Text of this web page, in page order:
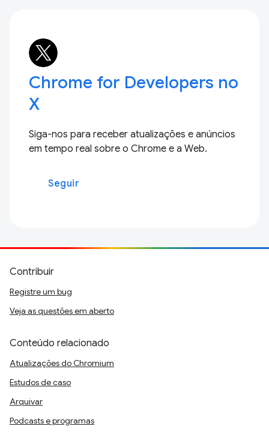
Chrome for Developers no
X
Siga-nos para receber atualizações e anúncios
em tempo real sobre o Chrome e a Web.
Seguir
Contribuir
Registre um bug
Veja as questões em aberto
Conteúdo relacionado
Atualizações do Chromium
Estudos de caso
Arquivar
Podcasts e programas